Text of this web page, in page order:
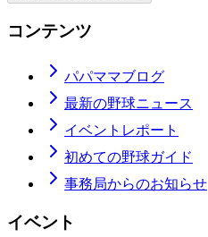
コンテンツ
パパママブログ
最新の野球ニュース
イベントレポート
初めての野球ガイド
事務局からのお知らせ
イベント